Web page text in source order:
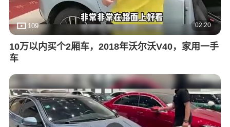
109 02:20
10万以内买个2厢车，2018年沃尔沃V40，家用一手
车